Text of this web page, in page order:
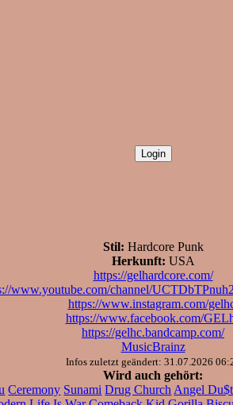
Stil: Hardcore Punk
Herkunft: USA
https://gelhardcore.com/
www.youtube.com/channel/
https://www.instagram.com/
https://www.facebook.com/
https://gelhc.bandcamp.com/
MusicBrainz
Infos zuletzt geändert: 31.07.2026
Wird auch gehört:
Ceremony Sunami Drug Church Angel Du$t